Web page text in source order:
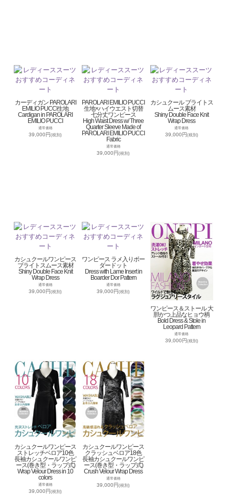
カーディガン PAROLARI
EMILIO PUCCI生地
Cardigan in PAROLARI
EMILIO PUCCI
通常価格
39,000円(税別)
PAROLARI EMILIO PUCCI
生地×ハイウエスト切替
七分丈ワンピース
High Waist Dress w/ Three
Quarter Sleeve Made of
PAROLARI EMILIO PUCCI
Fabric
通常価格
39,000円(税別)
カシュクール ブライトス
ムース素材
Shiny Double Face Knit
Wrap Dress
通常価格
39,000円(税別)
カシュクールワンピース
ブライトスムース素材
Shiny Double Face Knit
Wrap Dress
通常価格
39,000円(税別)
ワンピース ラメ入りボー
ダードット
Dress with Lame Insert in
Boarder Dor Pattern
通常価格
39,000円(税別)
ワンピース＆ストール 大
胆かつ上品なヒョウ柄
Bold Dress & Stole in
Leopard Pattern
通常価格
39,000円(税別)
カシュクールワンピース
ストレッチベロア10色
長袖カシュクールワンピ
ース(巻き型・ラップ式)
Wrap Velour Dress in 10
colors
通常価格
39,000円(税別)
カシュクールワンピース
クラッシュベロア18色
長袖カシュクールワンピ
ース(巻き型・ラップ式)
Crush Velour Wrap Dress
通常価格
39,000円(税別)